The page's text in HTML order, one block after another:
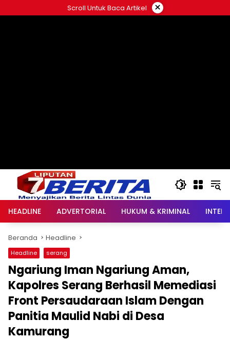
ke
Scroll Untuk Baca Artikel ×
HEADLINE ADVERTORIAL HUKUM & KRIMINAL
Beranda Headline
Headline serang
Ngariung Iman Ngariung Aman,
Kapolres Serang Berhasil Memediasi
Front Persaudaraan Islam Dengan
Panitia Maulid Nabi di Desa
Kamurang